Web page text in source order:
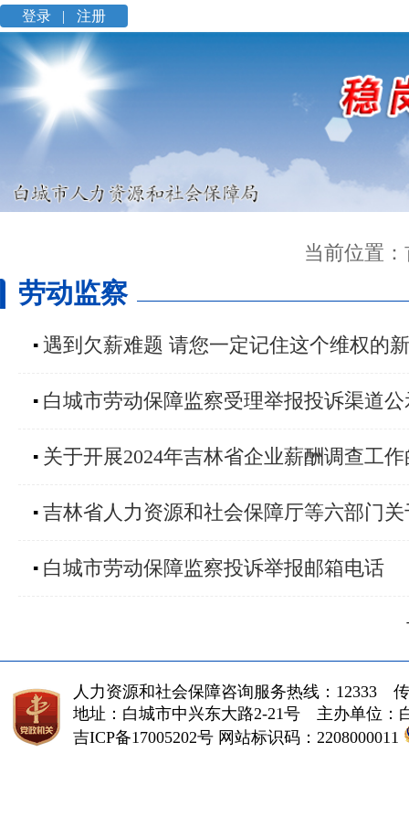
登录 | 注册
当前位置：
劳动监察
▪ 遇到欠薪难题 请您一定记住这个维权的
▪ 白城市劳动保障监察受理举报投诉渠道公
▪ 关于开展2024年吉林省企业薪酬调查工
▪ 吉林省人力资源和社会保障厅等六部门
▪ 白城市劳动保障监察投诉举报邮箱电话
人力资源和社会保障咨询服务热线：12333 传
地址：白城市中兴东大路2-21号 主办单位
吉ICP备17005202号 网站标识码：2208000011